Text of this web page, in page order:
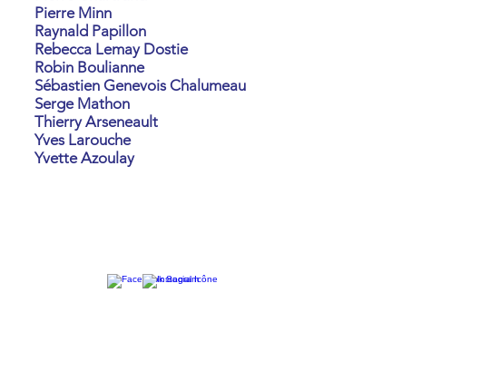
Pierre Minn
Raynald Papillon
Rebecca Lemay Dostie
Robin Boulianne
Sébastien Genevois Chalumeau
Serge Mathon
Thierry Arseneault
Yves Larouche
Yvette Azoulay